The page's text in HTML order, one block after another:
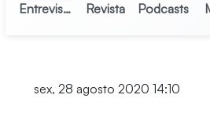
Entrevistas Revista Podcasts
sex, 28 agosto 2020 14:10